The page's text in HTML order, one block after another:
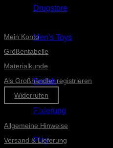
Drugstore
Men's Toys
Fetish
Fixierung
Play
Mein Konto
Größentabelle
Materialkunde
Als Großhändler registrieren
Widerrufen
Informationen
Allgemeine Hinweise
Versand & Lieferung